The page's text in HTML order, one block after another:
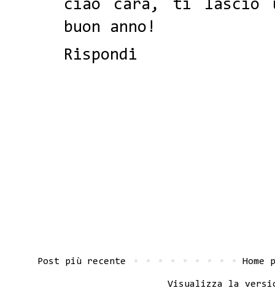
ciao cara, ti lascio
buon anno!
Rispondi
Post più recente Home
Visualizza la